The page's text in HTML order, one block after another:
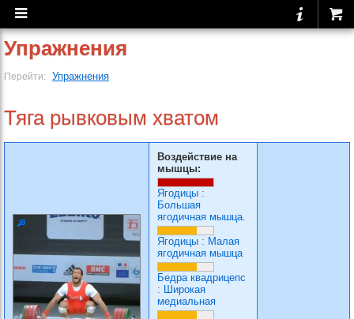
Упражнения
Перейти: Упражнения
Тяга рывковым хватом
Воздействие на
мышцы:
Ягодицы :
Большая
ягодичная мышца.
Ягодицы : Малая
ягодичная мышца
Бедра квадрицепс
: Широкая
медиальная